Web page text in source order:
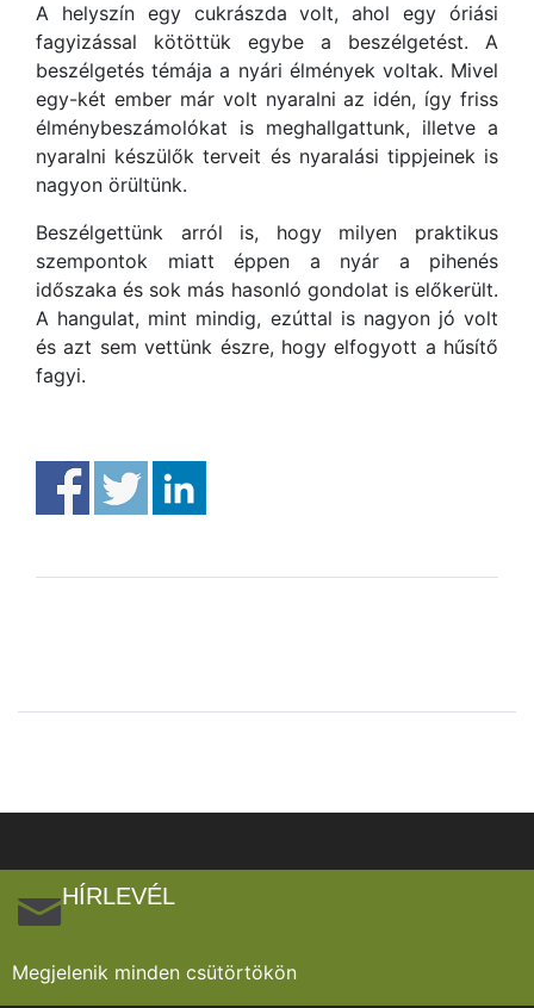
A helyszín egy cukrászda volt, ahol egy óriási
fagyizással kötöttük egybe a beszélgetést. A
beszélgetés témája a nyári élmények voltak. Mivel
egy-két ember már volt nyaralni az idén, így friss
élménybeszámolókat is meghallgattunk, illetve a
nyaralni készülők terveit és nyaralási tippjeinek is
nagyon örültünk.
Beszélgettünk arról is, hogy milyen praktikus
szempontok miatt éppen a nyár a pihenés
időszaka és sok más hasonló gondolat is előkerült.
A hangulat, mint mindig, ezúttal is nagyon jó volt
és azt sem vettünk észre, hogy elfogyott a hűsítő
fagyi.
HÍRLEVÉL
Megjelenik minden csütörtökön